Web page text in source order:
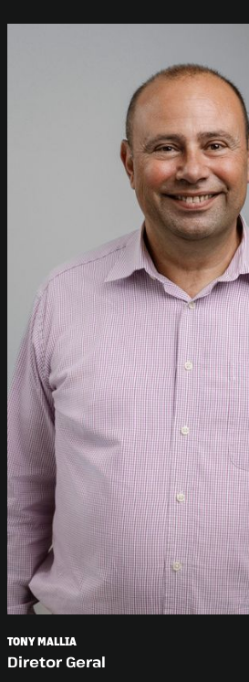
TONY MALLIA
Diretor Geral